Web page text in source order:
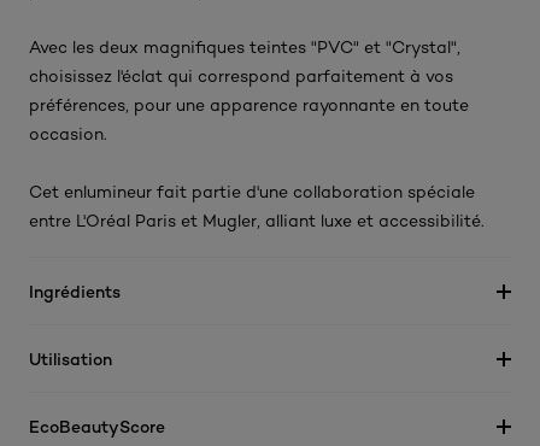
Avec les deux magnifiques teintes "PVC" et "Crystal",
choisissez l'éclat qui correspond parfaitement à vos
préférences, pour une apparence rayonnante en toute
occasion.
Cet enlumineur fait partie d'une collaboration spéciale
entre L'Oréal Paris et Mugler, alliant luxe et accessibilité.
Ingrédients
Utilisation
EcoBeautyScore